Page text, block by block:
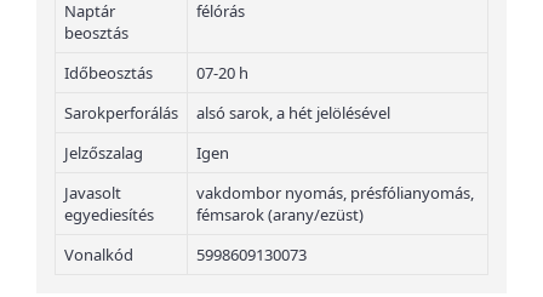
Naptár
beosztás
félórás
Időbeosztás
07-20 h
Sarokperforálás
alsó sarok, a hét jelölésével
Jelzőszalag
Igen
Javasolt
egyediesítés
vakdombor nyomás, présfólianyomás,
fémsarok (arany/ezüst)
Vonalkód
5998609130073